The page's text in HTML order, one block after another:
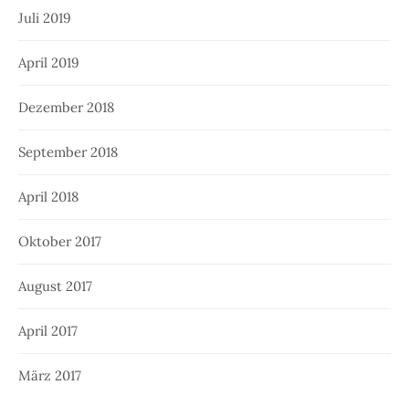
Juli 2019
April 2019
Dezember 2018
September 2018
April 2018
Oktober 2017
August 2017
April 2017
März 2017